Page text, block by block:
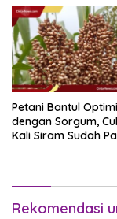
Petani Bantul
dengan Sorgum,
Kali Siram Sudah
Rekomendasi